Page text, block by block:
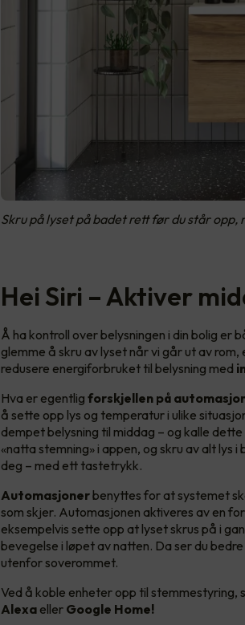
Skru på lyset på badet rett før du står opp,
Hei Siri – Aktiver
Å ha kontroll over belysningen i din bolig er
glemme å skru av lyset når vi går ut av
redusere energiforbruket til belysning med
Hva er egentlig forskjellen på
å sette opp lys og temperatur i ulike
dempet belysning til middag – og kalle dette
«natta stemning» i appen, og skru av alt lys
deg – med ett tastetrykk.
Automasjonerbenyttes for at systemet
som skjer. Automasjonen aktiveres av en
eksempelvis sette opp at lyset skrus på i
bevegelse i løpet av natten. Da ser du
utenfor soverommet.
Ved å koble enheter opp til stemmestyring,
Alexa eller Google Home!